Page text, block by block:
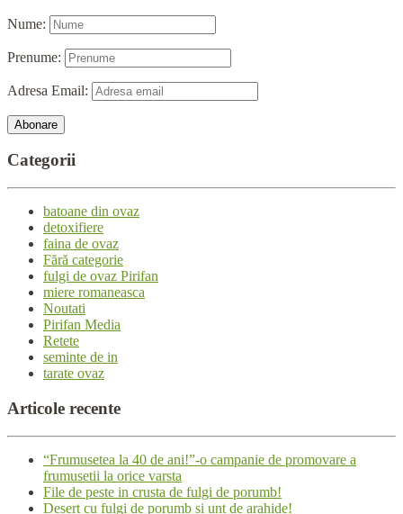
Nume:
Prenume:
Adresa Email:
Categorii
batoane din ovaz
detoxifiere
faina de ovaz
Fără categorie
fulgi de ovaz Pirifan
miere romaneasca
Noutati
Pirifan Media
Retete
seminte de in
tarate ovaz
Articole recente
“Frumusetea la 40 de ani!”-o campanie de promovare a
frumusetii la orice varsta
File de peste in crusta de fulgi de porumb!
Desert cu fulgi de porumb si unt de arahide!